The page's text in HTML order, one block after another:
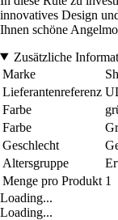
innovatives Design
Ihnen schöne
Zusätzliche
Marke
Lieferantenreferenz
Farbe
Farbe
Geschlecht
Altersgruppe
Menge pro Produkt 1
Loading...
Loading...